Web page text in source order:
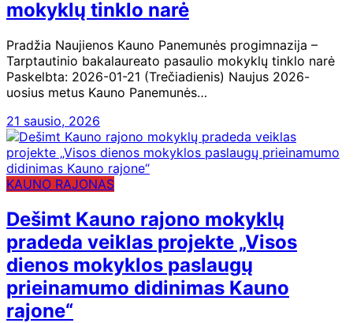
mokyklų tinklo narė
Pradžia Naujienos Kauno Panemunės progimnazija –
Tarptautinio bakalaureato pasaulio mokyklų tinklo narė
Paskelbta: 2026-01-21 (Trečiadienis) Naujus 2026-
uosius metus Kauno Panemunės…
21 sausio, 2026
KAUNO RAJONAS
Dešimt Kauno rajono mokyklų
pradeda veiklas projekte „Visos
dienos mokyklos paslaugų
prieinamumo didinimas Kauno
rajone“